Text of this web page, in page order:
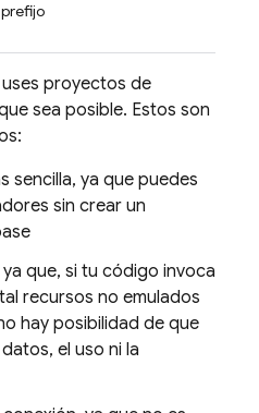
proyectos de
sea posible. Estos son
sencilla, ya que puedes
sin crear un
que, si tu código invoca
recursos no emulados
hay posibilidad de que
el uso ni la